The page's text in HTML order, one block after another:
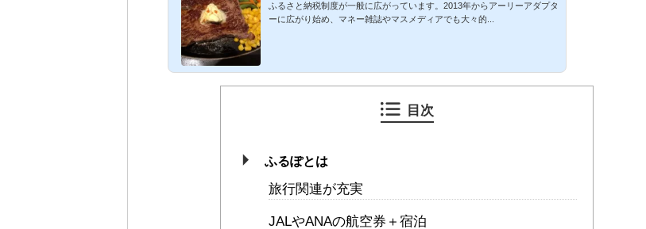
ふるさと納税制度が一般に広がっています。2013年からアーリーアダプタ
ーに広がり始め、マネー雑誌やマスメディアでも大々的...
目次
ふるぽとは
旅行関連が充実
JALやANAの航空券＋宿泊